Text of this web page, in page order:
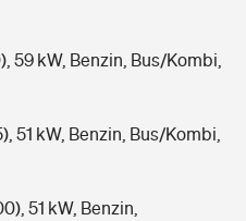
59 kW, Benzin, Bus/Kombi,
51 kW, Benzin, Bus/Kombi,
51 kW, Benzin,